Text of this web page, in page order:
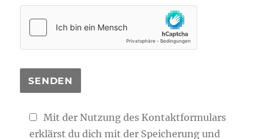
Mit der Nutzung des Kontaktformulars
erklärst du dich mit der Speicherung und